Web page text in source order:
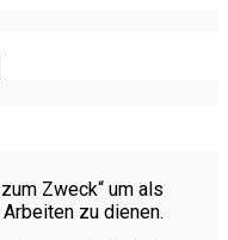
Zweck“ um als
zu dienen.